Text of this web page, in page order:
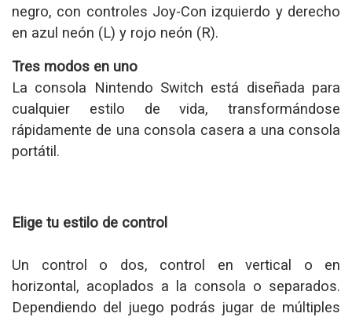
negro, con controles Joy-Con izquierdo y derecho
en azul neón (L) y rojo neón (R).
Tres modos en uno
La consola Nintendo Switch está diseñada para
cualquier estilo de vida, transformándose
rápidamente de una consola casera a una consola
portátil.
Elige tu estilo de control
Un control o dos, control en vertical o en
horizontal, acoplados a la consola o separados.
Dependiendo del juego podrás jugar de múltiples